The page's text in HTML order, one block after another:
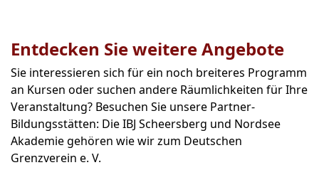
Entdecken Sie weitere Angebote
Sie interessieren sich für ein noch breiteres Programm
an Kursen oder suchen andere Räumlichkeiten für Ihre
Veranstaltung? Besuchen Sie unsere Partner-
Bildungsstätten: Die IBJ Scheersberg und Nordsee
Akademie gehören wie wir zum Deutschen
Grenzverein e. V.